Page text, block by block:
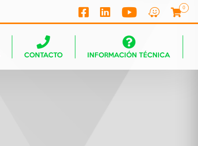
0
CONTACTO INFORMACIÓN TÉCNICA